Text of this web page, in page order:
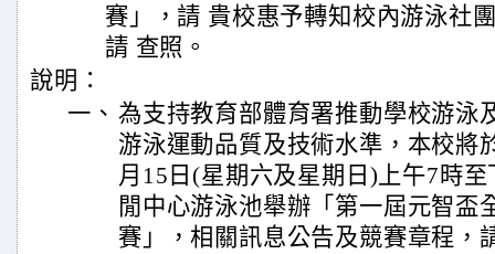
賽」，請 貴校惠予轉知校內游泳社
請 查照。
說明：
一、 為支持教育部體育署推動學校游泳
游泳運動品質及技術水準，本校將
月15日(星期六及星期日)上午7時
閒中心游泳池舉辦「第一屆元智盃
賽」，相關訊息公告及競賽章程，